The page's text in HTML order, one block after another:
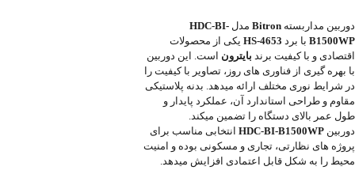
دوربین مداربسته Bitron مدل HDC-BI-
B1500WP با برد 4653-HS
یکی از محصولات
اقتصادی و با کیفیت برند بایترون است. این دوربین
با بهره گیری از فناوری های روز، تصاویر با کیفیت را
در شرایط نوری مختلف ارائه میدهد. بدنه پلاستیکی
مقاوم و طراحی استاندارد آن، عملکرد پایدار و
طول عمر بالای دستگاه را تضمین میکند.
دوربین HDC-BI-B1500WP انتخابی مناسب برای
پروژه های نظارتی، تجاری و مسکونی بوده و امنیت
محیط را به شکل قابل اعتمادی افزایش میدهد.